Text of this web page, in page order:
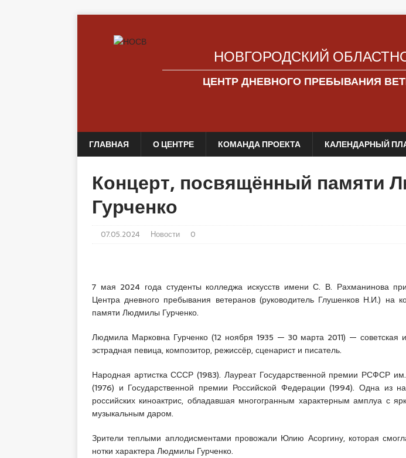
НОВГОРОДСКИЙ
ЦЕНТР ДНЕВНОГО ПРЕБЫВАНИЯ
ГЛАВНАЯ О ЦЕНТРЕ КОМАНДА ПРОЕКТА КАЛЕНДАРНЫЙ
Концерт, посвящённый памяти
Гурченко
07.05.2024 Новости 0
7 мая 2024 года студенты колледжа искусств имени С. В. Рахманинова
Центра дневного пребывания ветеранов (руководитель Глушенков Н.И.) на
памяти Людмилы Гурченко.
Людмила Марковна Гурченко (12 ноября 1935 — 30 марта 2011) — советская и
эстрадная певица, композитор, режиссёр, сценарист и писатель.
Народная артистка СССР (1983). Лауреат Государственной премии РСФСР
(1976) и Государственной премии Российской Федерации (1994). Одна из
российских киноактрис, обладавшая многогранным характерным амплуа с
музыкальным даром.
Зрители теплыми аплодисментами провожали Юлию Асоргину, которая
нотки характера Людмилы Гурченко.